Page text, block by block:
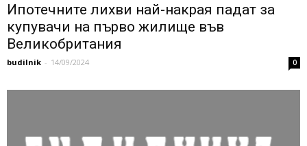
Ипотечните лихви най-накрая падат за
купувачи на първо жилище във
Великобритания
budilnik - 14/09/2024 0